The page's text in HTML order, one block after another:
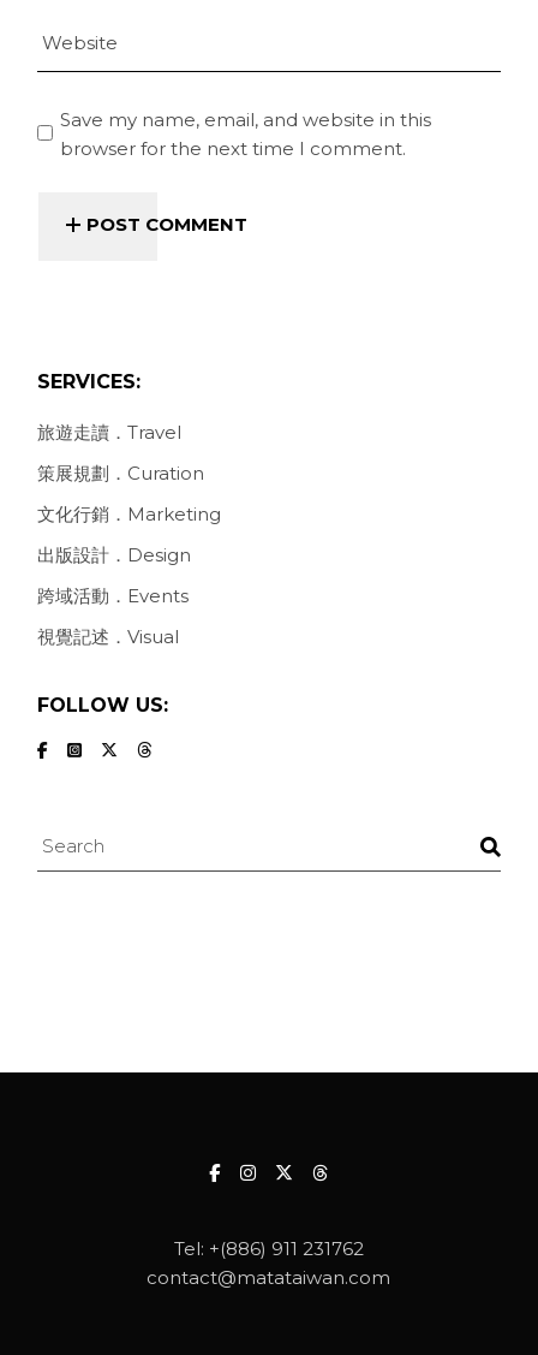
Save my name, email, and website in this
browser for the next time I comment.
POST COMMENT
SERVICES:
旅遊走讀．Travel
策展規劃．Curation
文化行銷．Marketing
出版設計．Design
跨域活動．Events
視覺記述．Visual
FOLLOW US:
Search
Tel: +(886) 911 231762
contact@matataiwan.com